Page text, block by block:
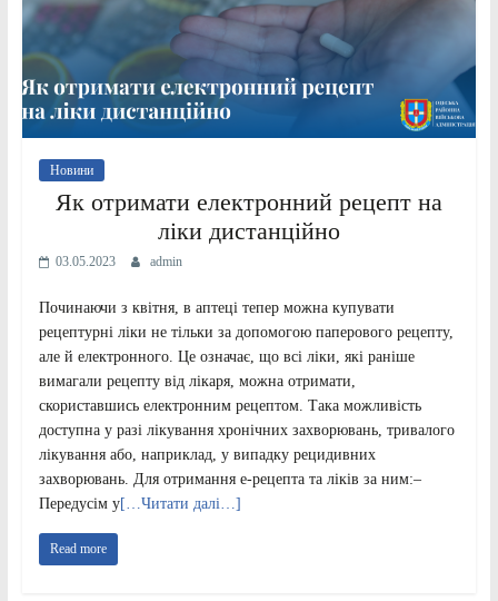
Новини
Як отримати електронний рецепт на
ліки дистанційно
03.05.2023 admin
Починаючи з квітня, в аптеці тепер можна купувати
рецептурні ліки не тільки за допомогою паперового рецепту,
але й електронного. Це означає, що всі ліки, які раніше
вимагали рецепту від лікаря, можна отримати,
скориставшись електронним рецептом. Така можливість
доступна у разі лікування хронічних захворювань, тривалого
лікування або, наприклад, у випадку рецидивних
захворювань. Для отримання е-рецепта та ліків за ним:–
Передусім у[…Читати далі…]
Read more